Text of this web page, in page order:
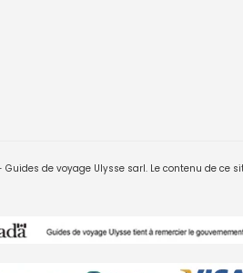
de voyage Ulysse sarl. Le contenu de